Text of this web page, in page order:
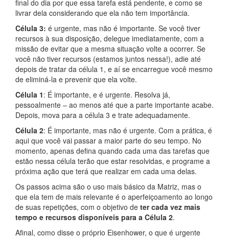
final do dia por que essa tarefa está pendente, e como se
livrar dela considerando que ela não tem importância.
Célula 3: é urgente, mas não é importante. Se você tiver
recursos à sua disposição, delegue imediatamente, com a
missão de evitar que a mesma situação volte a ocorrer. Se
você não tiver recursos (estamos juntos nessa!), adie até
depois de tratar da célula 1, e aí se encarregue você mesmo
de eliminá-la e prevenir que ela volte.
Célula 1: É importante, e é urgente. Resolva já,
pessoalmente – ao menos até que a parte importante acabe.
Depois, mova para a célula 3 e trate adequadamente.
Célula 2: É importante, mas não é urgente. Com a prática, é
aqui que você vai passar a maior parte do seu tempo. No
momento, apenas defina quando cada uma das tarefas que
estão nessa célula terão que estar resolvidas, e programe a
próxima ação que terá que realizar em cada uma delas.
Os passos acima são o uso mais básico da Matriz, mas o
que ela tem de mais relevante é o aperfeiçoamento ao longo
de suas repetições, com o objetivo de ter cada vez mais
tempo e recursos disponíveis para a Célula 2.
Afinal, como disse o próprio Eisenhower, o que é urgente